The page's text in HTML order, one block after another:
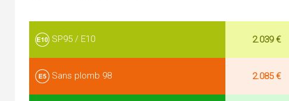
SP95 / E10 2.039 €
Sans plomb 98 2.085 €